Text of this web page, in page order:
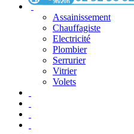
Assainissement
Chauffagiste
Electricité
Plombier
Serrurier
Vitrier
Volets